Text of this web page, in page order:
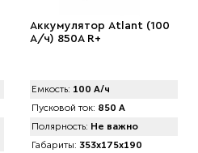
Аккумулятор Atlant (100
А/ч) 850A R+
Емкость: 100 А/ч
Пусковой ток: 850 А
Полярность: Не важно
Габариты: 353x175x190